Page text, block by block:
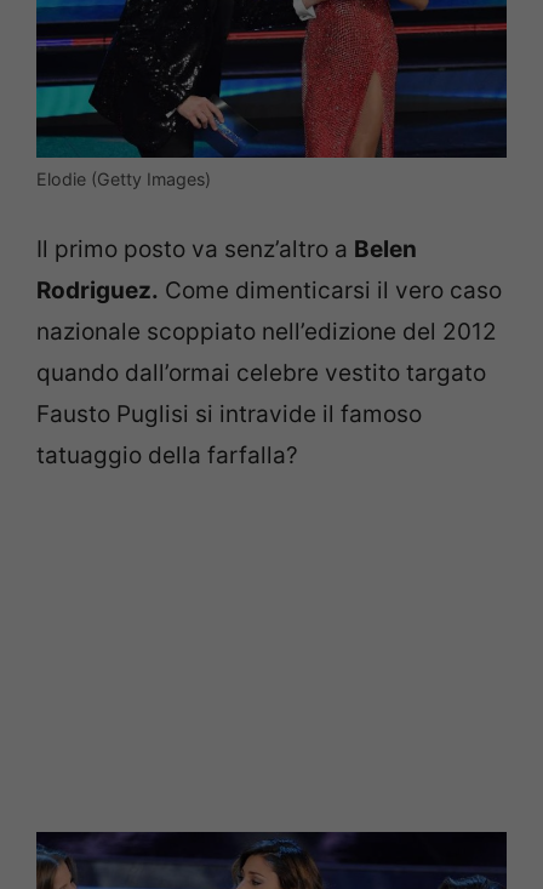
Elodie (Getty Images)
Il primo posto va senz’altro a Belen
Rodriguez. Come dimenticarsi il vero caso
nazionale scoppiato nell’edizione del 2012
quando dall’ormai celebre vestito targato
Fausto Puglisi si intravide il famoso
tatuaggio della farfalla?